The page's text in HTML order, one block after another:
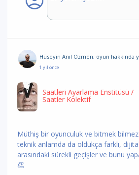
Hüseyin Anıl Özmen, oyun hakkında
1 yıl önce
Saatleri Ayarlama Enstitüsü /
Saatler Kolektif
Müthiş bir oyunculuk ve bitmek
teknik anlamda da oldukça farklı,
arasındaki sürekli geçişler ve bunu
👏